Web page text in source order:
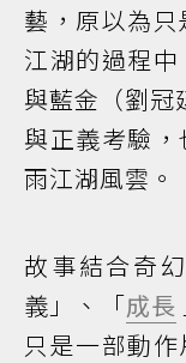
藝，原以為
江湖的過程
與藍金（劉冠
與正義考驗
雨江湖風雲。
故事結合奇
義」、「成長
只是一部動